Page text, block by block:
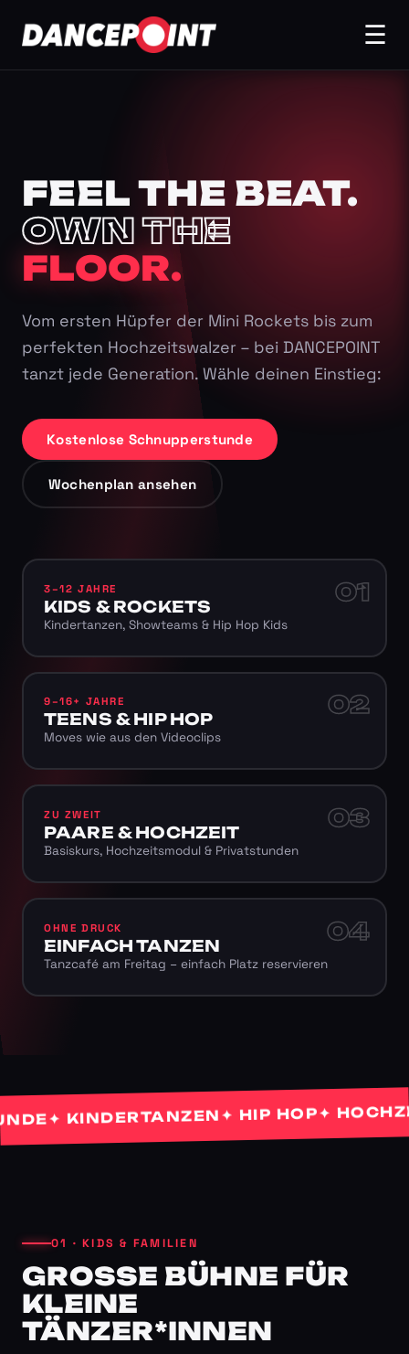
☰
FEEL THE BEAT.
OWN THE
FLOOR.
Vom ersten Hüpfer der Mini Rockets bis zum
perfekten Hochzeitswalzer – bei DANCEPOINT
tanzt jede Generation. Wähle deinen Einstieg:
Kostenlose Schnupperstunde
Wochenplan ansehen
01
3–12 JAHRE
KIDS & ROCKETS
Kindertanzen, Showteams & Hip Hop Kids
02
9–16+ JAHRE
TEENS & HIP HOP
Moves wie aus den Videoclips
03
ZU ZWEIT
PAARE & HOCHZEIT
Basiskurs, Hochzeitsmodul & Privatstunden
04
OHNE DRUCK
EINFACH TANZEN
Tanzcafé am Freitag – einfach Platz reservieren
✦ KINDERTANZEN✦ HIP HOP ✦
01 · KIDS & FAMILIEN
GROSSE BÜHNE FÜR K
LEINE T
ÄNZER*INNEN